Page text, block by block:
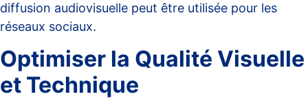
diffusion audiovisuelle peut être utilisée pour les
réseaux sociaux.
Optimiser la Qualité Visuelle
et Technique